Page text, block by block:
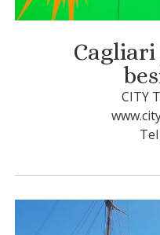
CITY